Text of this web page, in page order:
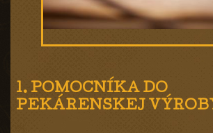
1. POMOCNÍKA DO
PEKÁRENSKEJ